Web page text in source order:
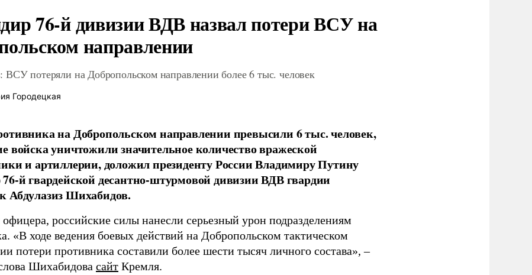
76-й дивизии ВДВ назвал потери ВСУ на
направлении
потеряли на Добропольском направлении более 6 тыс. человек
Городецкая
на Добропольском направлении превысили 6 тыс. человек,
войска уничтожили значительное количество вражеской
и артиллерии, доложил президенту России Владимиру Путину
й гвардейской десантно-штурмовой дивизии ВДВ гвардии
Абдулазиз Шихабидов.
российские силы нанесли серьезный урон подразделениям
«В ходе ведения боевых действий на Добропольском тактическом
потери противника составили более шести тысяч личного состава», –
Шихабидова сайт Кремля.